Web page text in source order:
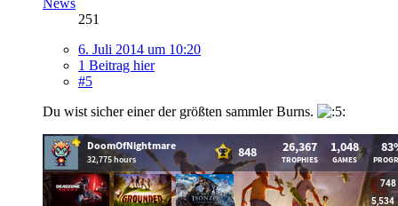
251
6. Juli 2014 um 10:20
1 Beitrag hier
#5
Du wist sicher einer der größten sammler Burns.